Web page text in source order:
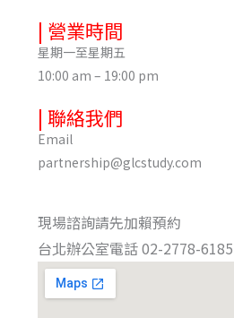
| 營業時間
星期一至星期五
10:00 am – 19:00 pm
| 聯絡我們
Email
partnership@glcstudy.com
現場諮詢請先加賴預約
台北辦公室電話 02-2778-6185